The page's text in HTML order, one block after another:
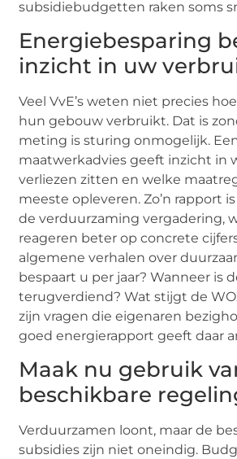
subsidiebudgetten raken soms
Energiebesparing
inzicht in uw
Veel VvE’s weten niet precies
hun gebouw verbruikt. Dat is
meting is sturing onmogelijk.
maatwerkadvies geeft inzicht in
verliezen zitten en welke
meeste opleveren. Zo’n rapport
de verduurzaming vergadering,
reageren beter op concrete
algemene verhalen over
bespaart u per jaar? Wanneer is
terugverdiend? Wat stijgt de
zijn vragen die eigenaren
goed energierapport geeft daar
Maak nu gebruik
beschikbare
Verduurzamen loont, maar de
subsidies zijn niet oneindig.